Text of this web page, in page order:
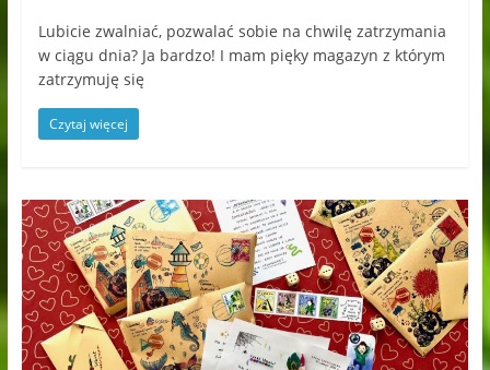
Lubicie zwalniać, pozwalać sobie na chwilę zatrzymania
w ciągu dnia? Ja bardzo! I mam pięky magazyn z którym
zatrzymuję się
Czytaj więcej